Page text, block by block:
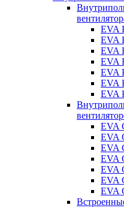
EVA
EVA
EVA
EVA
EVA
EVA
EVA
EVA
EVA
EVA
EVA
EVA
EVA
EVA